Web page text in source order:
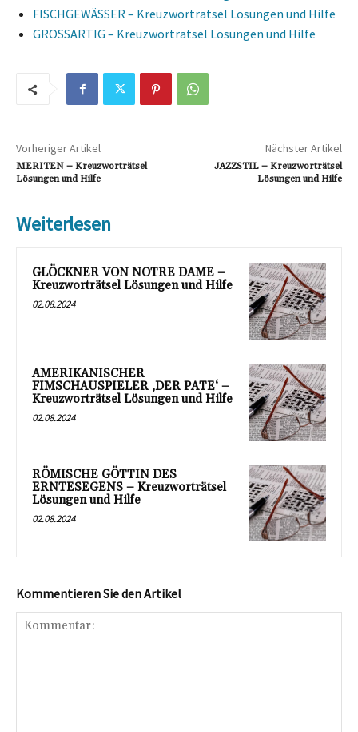
FISCHGEWÄSSER – Kreuzworträtsel Lösungen und Hilfe
GROSSARTIG – Kreuzworträtsel Lösungen und Hilfe
Vorheriger Artikel
MERITEN – Kreuzworträtsel
Lösungen und Hilfe
Nächster Artikel
JAZZSTIL – Kreuzworträtsel
Lösungen und Hilfe
Weiterlesen
GLÖCKNER VON NOTRE DAME –
Kreuzworträtsel Lösungen und Hilfe
02.08.2024
AMERIKANISCHER
FIMSCHAUSPIELER ‚DER PATE‘ –
Kreuzworträtsel Lösungen und Hilfe
02.08.2024
RÖMISCHE GÖTTIN DES
ERNTESEGENS – Kreuzworträtsel
Lösungen und Hilfe
02.08.2024
Kommentieren Sie den Artikel